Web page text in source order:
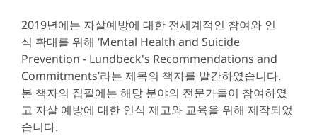
2019년에는 자살예방에 대한 전세계적인 참여와 인
식 확대를 위해 ‘Mental Health and Suicide
Prevention - Lundbeck's Recommendations and
Commitments’라는 제목의 책자를 발간하였습니다.
본 책자의 집필에는 해당 분야의 전문가들이 참여하였
고 자살 예방에 대한 인식 제고와 교육을 위해 제작되었
습니다.